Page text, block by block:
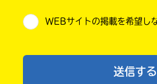
小学6年
中学1年
・送ってからすぐには紹介され
ならないよう気をつけてね。
WEBサイトの掲載を希望し
送信する